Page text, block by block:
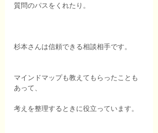
質問のパスをくれたり。
杉本さんは信頼できる相談相手です。
マインドマップも教えてもらったことも
あって、
考えを整理するときに役立っています。